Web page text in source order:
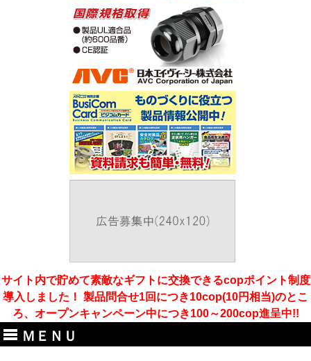
サイト内で貯めて素敵なギフトに交換できるcopポイント制度
導入しました！ 製品問合せ1回につき10cop(10円相当)のとこ
ろ、オープンキャンペーン中につき100～200cop進呈中!!
ＭＥＮＵ